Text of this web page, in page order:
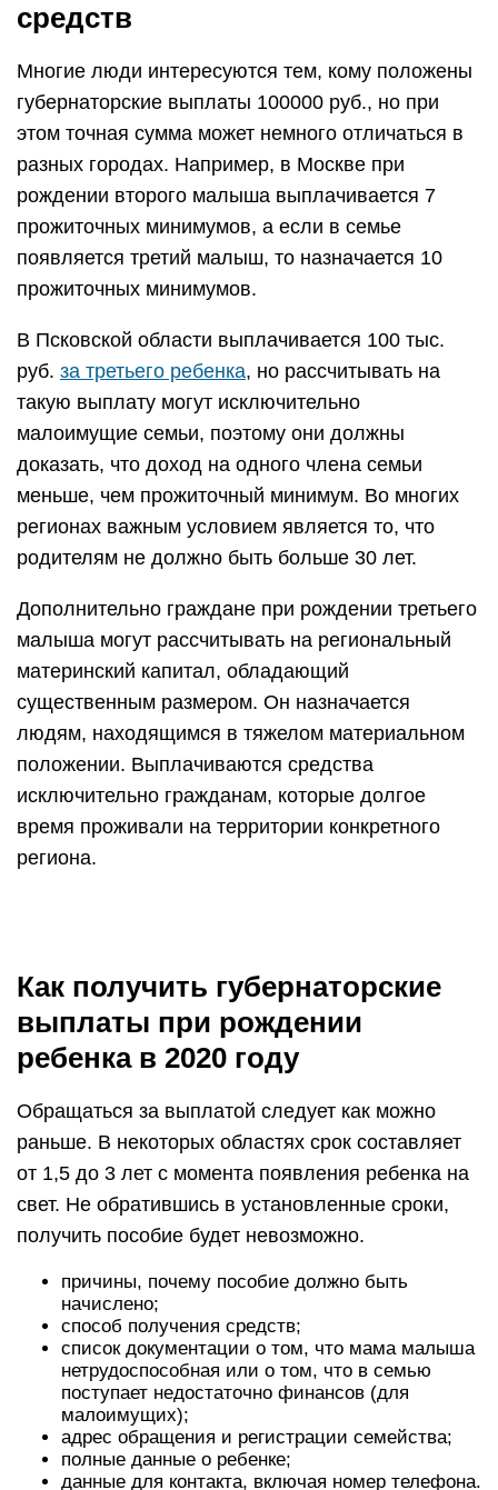
средств
Многие люди интересуются тем, кому положены
губернаторские выплаты 100000 руб., но при
этом точная сумма может немного отличаться в
разных городах. Например, в Москве при
рождении второго малыша выплачивается 7
прожиточных минимумов, а если в семье
появляется третий малыш, то назначается 10
прожиточных минимумов.
В Псковской области выплачивается 100 тыс.
руб. за третьего ребенка, но рассчитывать на
такую выплату могут исключительно
малоимущие семьи, поэтому они должны
доказать, что доход на одного члена семьи
меньше, чем прожиточный минимум. Во многих
регионах важным условием является то, что
родителям не должно быть больше 30 лет.
Дополнительно граждане при рождении третьего
малыша могут рассчитывать на региональный
материнский капитал, обладающий
существенным размером. Он назначается
людям, находящимся в тяжелом материальном
положении. Выплачиваются средства
исключительно гражданам, которые долгое
время проживали на территории конкретного
региона.
Как получить губернаторские
выплаты при рождении
ребенка в 2020 году
Обращаться за выплатой следует как можно
раньше. В некоторых областях срок составляет
от 1,5 до 3 лет с момента появления ребенка на
свет. Не обратившись в установленные сроки,
получить пособие будет невозможно.
причины, почему пособие должно быть
начислено;
способ получения средств;
список документации о том, что мама малыша
нетрудоспособная или о том, что в семью
поступает недостаточно финансов (для
малоимущих);
адрес обращения и регистрации семейства;
полные данные о ребенке;
данные для контакта, включая номер телефона.